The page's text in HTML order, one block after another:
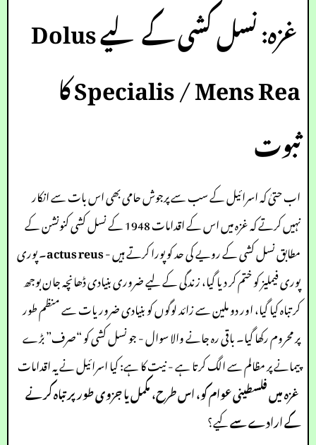
غزہ: نسل کشی کے لیے Dolus
Specialis / Mens Rea کا
ثبوت
اب حتیٰ کہ اسرائیل کے سب سے پرجوش حامی بھی اس بات سے انکار
نہیں کرتے کہ غزہ میں اس کے اقدامات 1948 کے نسل کشی کنونشن کے
مطابق نسل کشی کے رویے کی حد کو پورا کرتے ہیں -actus reus۔ پوری
پوری فیملیز کو ختم کر دیا گیا، زندگی کے لیے ضروری بنیادی ڈھانچہ جان بوجھ
کر تباہ کیا گیا، اور دو ملین سے زائد لوگوں کو بنیادی ضروریات سے منظم طور
پر محروم رکھا گیا۔ باقی رہ جانے والا سوال - جو نسل کشی کو “صرف” بڑے
پیمانے پر مظالم سے الگ کرتا ہے - نیت کا ہے: کیا اسرائیل نے یہ اقدامات
غزہ میں فلسطینی عوام کو، اس طرح، مکمل یا جزوی طور پر تباہ کرنے
کے ارادے سےکیے؟